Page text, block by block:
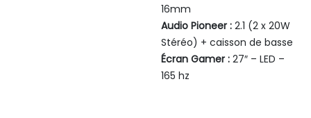
16mm
Audio Pioneer : 2.1 (2 x 20W
Stéréo) + caisson de basse
Écran Gamer : 27″ – LED –
165 hz